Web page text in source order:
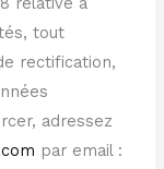
tout
rectification,
adressez
par email :